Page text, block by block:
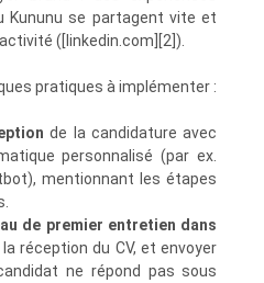
Kununu se partagent vite et
([linkedin.com][2]).
pratiques à implémenter :
de la candidature avec
personnalisé (par ex.
mentionnant les étapes
de premier entretien dans
réception du CV, et envoyer
ne répond pas sous